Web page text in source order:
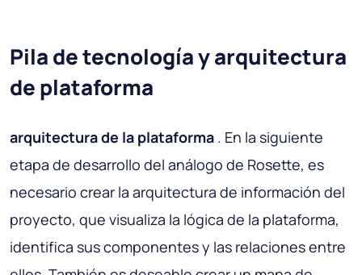
Pila de tecnología y arquitectura
de plataforma
arquitectura de la plataforma . En la siguiente
etapa de desarrollo del análogo de Rosette, es
necesario crear la arquitectura de información del
proyecto, que visualiza la lógica de la plataforma,
identifica sus componentes y las relaciones entre